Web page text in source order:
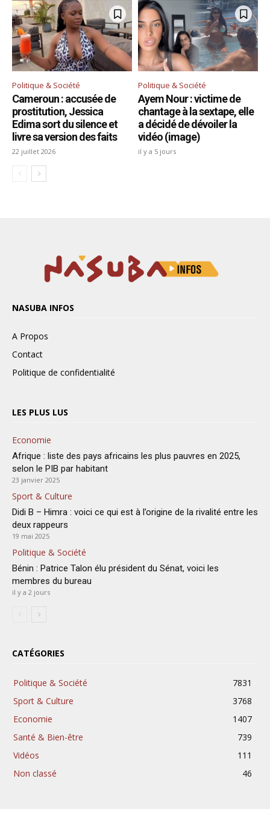
NASUBA INFOS
A Propos
Contact
Politique de confidentialité
LES PLUS LUS
Economie
Afrique : liste des pays africains les plus pauvres en 2025,
selon le PIB par habitant
23 janvier 2025
Sport & Culture
Didi B – Himra : voici ce qui est à l’origine de la rivalité entre les
deux rappeurs
19 mai 2025
Politique & Société
Bénin : Patrice Talon élu président du Sénat, voici les
membres du bureau
il y a 2 jours
CATÉGORIES
Politique & Société
7831
Sport & Culture
3768
Economie
1407
Santé & Bien-être
739
Vidéos
111
Non classé
46